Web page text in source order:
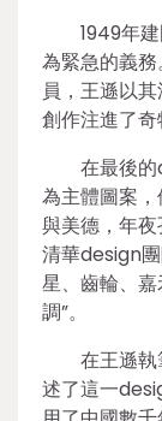
1949年
為緊急的義
員，王遜以
創作注進了奇
在最後
為主體圖案
與美德，年夜
清華design
星、齒輪、
調”。
在王遜
述了這一